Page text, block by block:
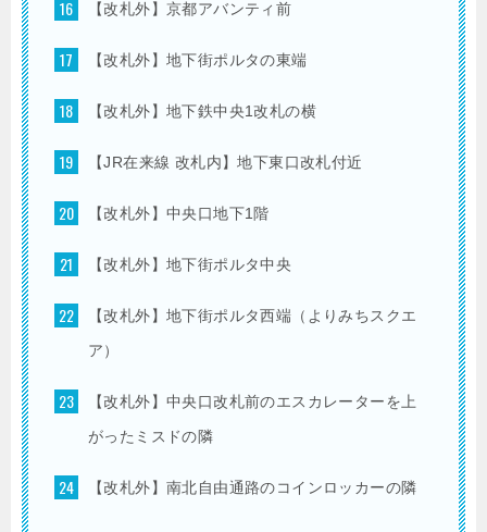
【改札外】京都アバンティ前
【改札外】地下街ポルタの東端
【改札外】地下鉄中央1改札の横
【JR在来線 改札内】地下東口改札付近
【改札外】中央口地下1階
【改札外】地下街ポルタ中央
【改札外】地下街ポルタ西端（よりみちスクエ
ア）
【改札外】中央口改札前のエスカレーターを上
がったミスドの隣
【改札外】南北自由通路のコインロッカーの隣